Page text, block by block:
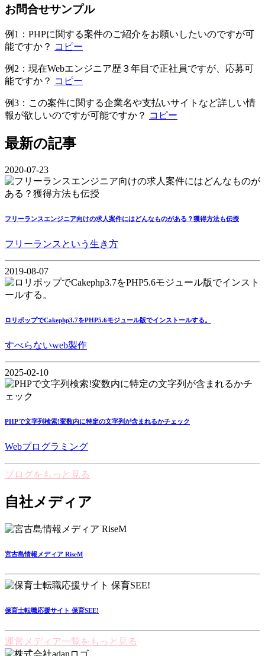
お問合せサンプル
例1： PHPに関する案件のご紹介をお願いしたいのですが可
能ですか？ コピー
例2： 現在Webエンジニア歴３年目で正社員ですが、応募可
能ですか？ コピー
例3： この案件に関する企業名や支払いサイトなど詳しい情
報が欲しいのですが可能ですか？ コピー
最新の記事
2020-07-23
フリーランスエンジニア向けの求人案件にはどんなものがある？獲得方法も伝授
フリーランスという生き方
2019-08-07
ロリポップでCakephp3.7をPHP5.6モジュール版でインストールする。
すべらないweb製作
2025-02-10
PHPで文字列検索!変数内に特定の文字列が含まれるかチェック
Webプログラミング
ブログをもっと見る
自社メディア
宮古島情報メディア RiseM
保育士転職応援サイト 保育SEE!
運営メディア一覧をもっと見る